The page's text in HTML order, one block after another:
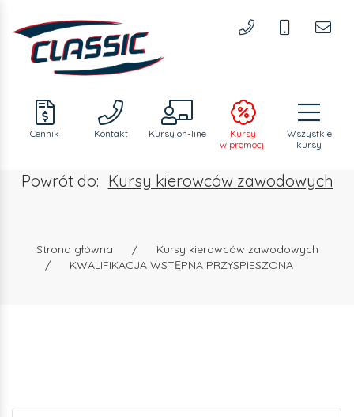
Wszystkie
kursy
Kursy
w promocji
Kursy on-line
Kontakt
Cennik
Powrót do: Kursy kierowców zawodowych
Strona główna /
Kursy kierowców zawodowych
/
KWALIFIKACJA WSTĘPNA PRZYSPIESZONA